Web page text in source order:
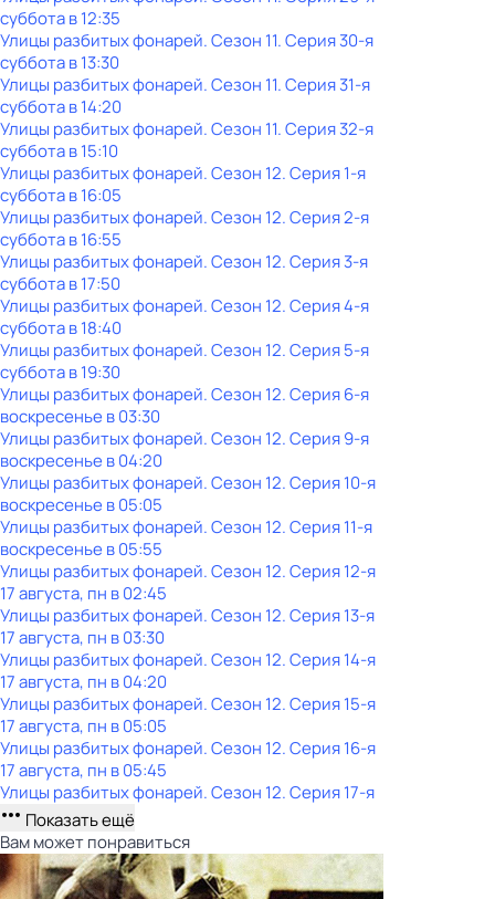
субботав12:35
Улицы разбитых фонарей. Сезон 11. Серия 30-я
субботав13:30
Улицы разбитых фонарей. Сезон 11. Серия 31-я
субботав14:20
Улицы разбитых фонарей. Сезон 11. Серия 32-я
субботав15:10
Улицы разбитых фонарей. Сезон 12. Серия 1-я
субботав16:05
Улицы разбитых фонарей. Сезон 12. Серия 2-я
субботав16:55
Улицы разбитых фонарей. Сезон 12. Серия 3-я
субботав17:50
Улицы разбитых фонарей. Сезон 12. Серия 4-я
субботав18:40
Улицы разбитых фонарей. Сезон 12. Серия 5-я
субботав19:30
Улицы разбитых фонарей. Сезон 12. Серия 6-я
воскресенье в03:30
Улицы разбитых фонарей. Сезон 12. Серия 9-я
воскресенье в04:20
Улицы разбитых фонарей. Сезон 12. Серия 10-я
воскресенье в05:05
Улицы разбитых фонарей. Сезон 12. Серия 11-я
воскресенье в05:55
Улицы разбитых фонарей. Сезон 12. Серия 12-я
17 августа, пн в 02:45
Улицы разбитых фонарей. Сезон 12. Серия 13-я
17 августа, пн в 03:30
Улицы разбитых фонарей. Сезон 12. Серия 14-я
17 августа, пн в 04:20
Улицы разбитых фонарей. Сезон 12. Серия 15-я
17 августа, пн в 05:05
Улицы разбитых фонарей. Сезон 12. Серия 16-я
17 августа, пн в 05:45
Улицы разбитых фонарей. Сезон 12. Серия 17-я
Показать ещё
Вам может понравиться